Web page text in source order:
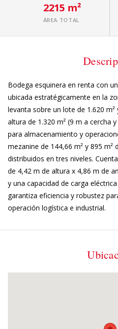
2215 m²
ÁREA TOTAL
Bodega esquinera en renta con
ubicada estratégicamente en la
levanta sobre un lote de 1.620
altura de 1.320 m² (9 m a cercha
para almacenamiento y
mezanine de 144,66 m² y 895 m²
distribuidos en tres niveles.
de 4,42 m de altura x 4,86 m de
y una capacidad de carga
garantiza eficiencia y robustez
operación logística e industrial.